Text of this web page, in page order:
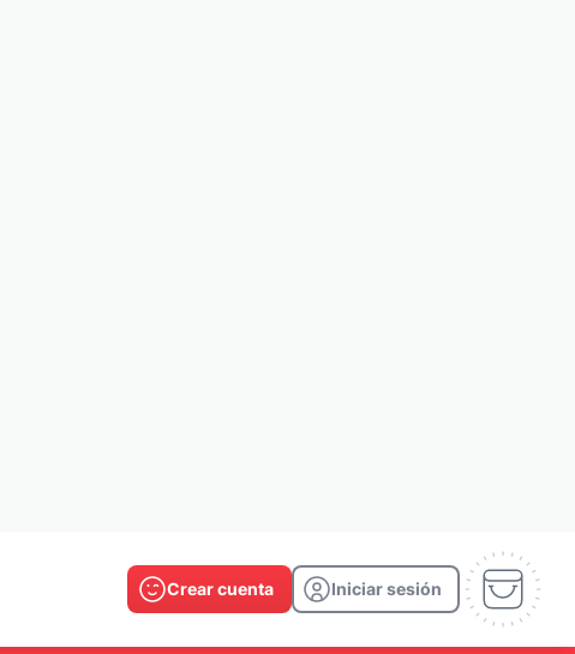
Crear cuenta Iniciar sesión